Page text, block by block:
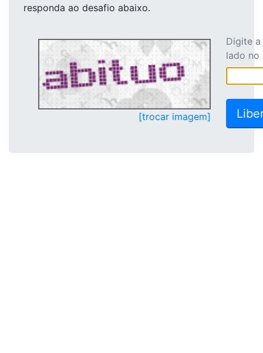
responda ao desafio abaixo.
[trocar imagem]
Digite
lado no